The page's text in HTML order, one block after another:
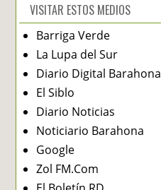
VISITAR ESTOS MEDIOS
Barriga Verde
La Lupa del Sur
Diario Digital Barahona
El Siblo
Diario Noticias
Noticiario Barahona
Google
Zol FM.Com